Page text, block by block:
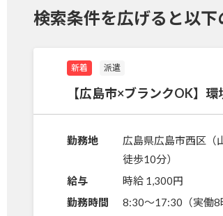
検索条件を広げると以
新着 派遣
【広島市×ブランクOK】
勤務地
広島県広島市西区（
徒歩10分）
給与
時給 1,300円
勤務時間
8:30～17:30（実働8